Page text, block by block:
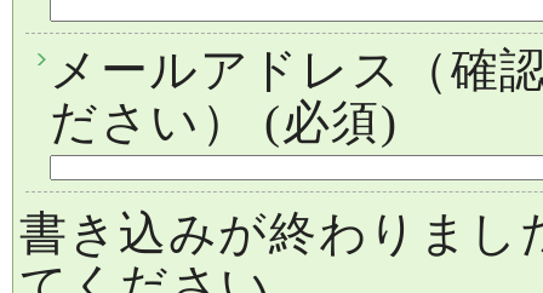
メールアドレス（確
ださい）
(必須)
書き込みが終わりまし